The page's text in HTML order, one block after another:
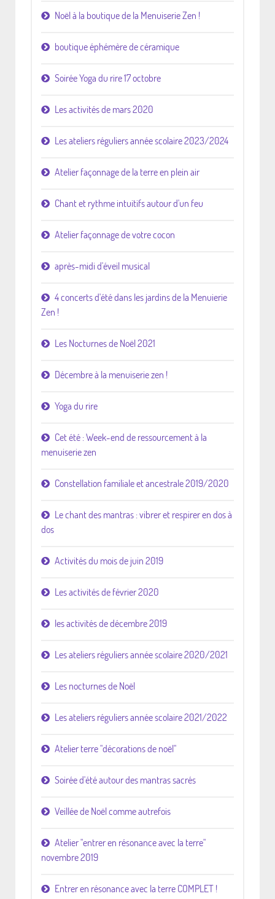
Noël à la boutique de la Menuiserie Zen !
boutique éphémère de céramique
Soirée Yoga du rire 17 octobre
Les activités de mars 2020
Les ateliers réguliers année scolaire 2023/2024
Atelier façonnage de la terre en plein air
Chant et rythme intuitifs autour d'un feu
Atelier façonnage de votre cocon
après-midi d'éveil musical
4 concerts d'été dans les jardins de la Menuierie
Zen !
Les Nocturnes de Noël 2021
Décembre à la menuiserie zen !
Yoga du rire
Cet été : Week-end de ressourcement à la
menuiserie zen
Constellation familiale et ancestrale 2019/2020
Le chant des mantras : vibrer et respirer en dos à
dos
Activités du mois de juin 2019
Les activités de février 2020
les activités de décembre 2019
Les ateliers réguliers année scolaire 2020/2021
Les nocturnes de Noël
Les ateliers réguliers année scolaire 2021/2022
Atelier terre "décorations de noël"
Soirée d'été autour des mantras sacrés
Veillée de Noël comme autrefois
Atelier "entrer en résonance avec la terre"
novembre 2019
Entrer en résonance avec la terre COMPLET !